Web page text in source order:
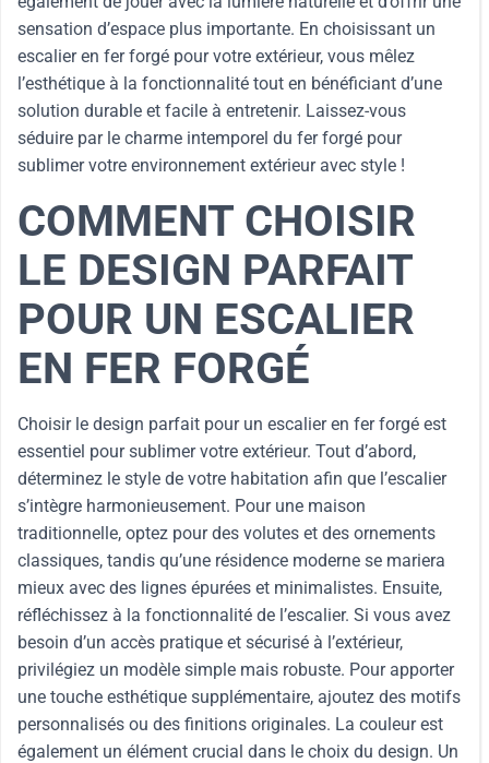
sensation d’espace plus importante. En choisissant un
escalier en fer forgé pour votre extérieur, vous mêlez
l’esthétique à la fonctionnalité tout en bénéficiant d’une
solution durable et facile à entretenir. Laissez-vous
séduire par le charme intemporel du fer forgé pour
sublimer votre environnement extérieur avec style !
COMMENT CHOISIR
LE DESIGN PARFAIT
POUR UN ESCALIER
EN FER FORGÉ
Choisir le design parfait pour un escalier en fer forgé est
essentiel pour sublimer votre extérieur. Tout d’abord,
déterminez le style de votre habitation afin que l’escalier
s’intègre harmonieusement. Pour une maison
traditionnelle, optez pour des volutes et des ornements
classiques, tandis qu’une résidence moderne se mariera
mieux avec des lignes épurées et minimalistes. Ensuite,
réfléchissez à la fonctionnalité de l’escalier. Si vous avez
besoin d’un accès pratique et sécurisé à l’extérieur,
privilégiez un modèle simple mais robuste. Pour apporter
une touche esthétique supplémentaire, ajoutez des motifs
personnalisés ou des finitions originales. La couleur est
également un élément crucial dans le choix du design. Un